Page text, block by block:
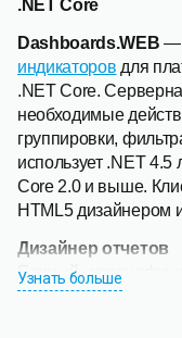
.NET Core
Dashboards.WEB —
индикаторов для
.NET Core.
необходимые
группировки,
использует .NET
Core 2.0 и выше.
HTML5 дизайнером
Дизайнер отчетов
Единый и
индикаторов и
Узнать больше